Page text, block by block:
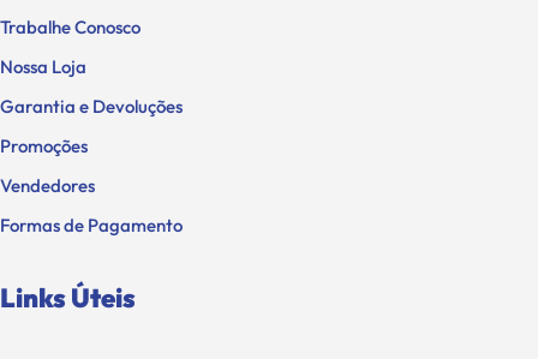
Trabalhe Conosco
Nossa Loja
Garantia e Devoluções
Promoções
Vendedores
Formas de Pagamento
Links Úteis